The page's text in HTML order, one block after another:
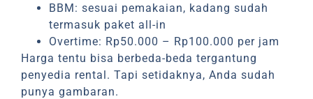
BBM: sesuai pemakaian, kadang sudah
termasuk paket all-in
Overtime: Rp50.000 – Rp100.000 per jam
Harga tentu bisa berbeda-beda tergantung
penyedia rental. Tapi setidaknya, Anda sudah
punya gambaran.